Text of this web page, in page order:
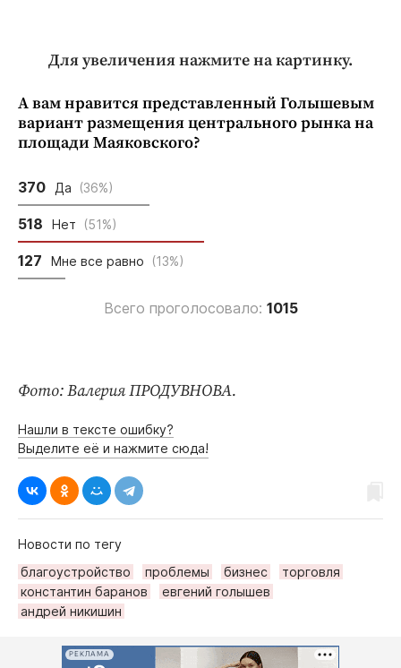
Для увеличения нажмите на картинку.
А вам нравится представленный Голышевым
вариант размещения центрального рынка на
площади Маяковского?
370 Да (36%)
518 Нет (51%)
127 Мне все равно (13%)
Всего проголосовало: 1015
Фото: Валерия ПРОДУВНОВА.
Нашли в тексте ошибку?
Выделите её и нажмите сюда!
Новости по тегу
благоустройство
проблемы бизнес
торговля
константин баранов
евгений голышев
андрей никишин
РЕКЛАМА